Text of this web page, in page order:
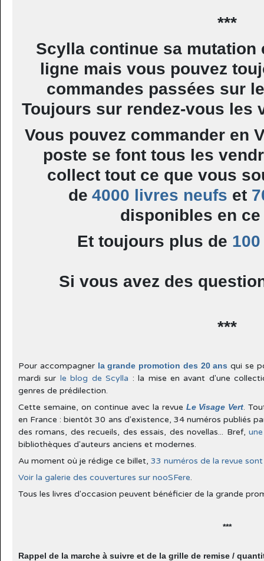
***
Scylla continue sa mutation
ligne mais vous pouvez
commandes passées sur
Toujours sur rendez-vous les
Vous pouvez commander en
poste se font tous les
collect tout ce que vous
de 4000 livres neufs et
disponibles en
Et toujours plus de
Si vous avez des
***
Pour accompagner la grande promotion des 20 ans qui se
mardi sur le blog de Scylla : la mise en avant d'une
genres de prédilection.
Cette semaine, on continue avec la revue Le Visage Vert.
en France : bientôt 30 ans d'existence, 34 numéros publiés
des romans, des recueils, des essais, des novellas... Bref,
bibliothèques d'auteurs anciens et modernes.
Au moment où je rédige ce billet, 33 numéros de la revue
Voir la galerie des couvertures sur nooSFere.
Tous les livres d'occasion peuvent bénéficier de la grande
***
Rappel de la marche à suivre et de la grille de remise /